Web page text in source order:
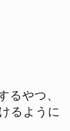
る​やつ、​
るように​